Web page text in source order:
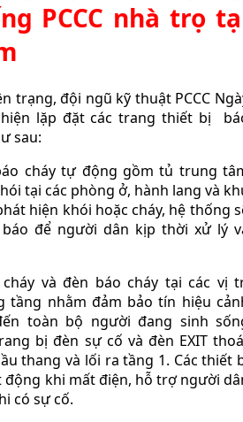
PCCC nhà trọ
trạng, đội ngũ kỹ thuật PCCC
lặp đặt các trang thiết bị
sau:
cháy tự động gồm tủ trung
tại các phòng ở, hành lang và
hiện khói hoặc cháy, hệ thống
để người dân kịp thời xử lý
và đèn báo cháy tại các vị
tầng nhằm đảm bảo tín hiệu
toàn bộ người đang sinh
bị đèn sự cố và đèn EXIT
thang và lối ra tầng 1. Các thiết
động khi mất điện, hỗ trợ người
có sự cố.